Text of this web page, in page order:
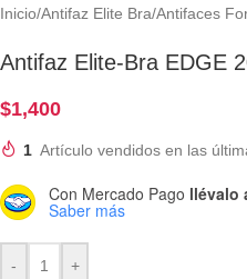
Inicio/Antifaz Elite Bra/Antifaces
Antifaz Elite-Bra EDGE
$1,400
1 Artículo vendidos en las
Con Mercado Pago llévalo
Saber más
- +